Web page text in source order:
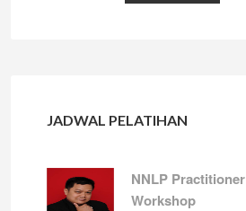
JADWAL PELATIHAN
NNLP Practitioner
Workshop